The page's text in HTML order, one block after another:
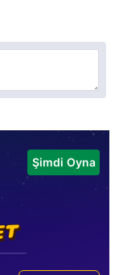
Şimdi Oyna